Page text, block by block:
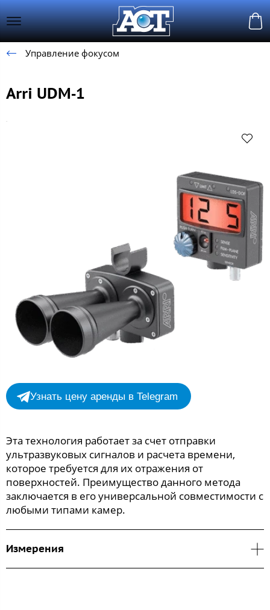
Управление фокусом
Arri UDM‑1
Узнать цену аренды в Telegram
Эта технология работает за счет отправки
ультразвуковых сигналов и расчета времени,
которое требуется для их отражения от
поверхностей. Преимущество данного метода
заключается в его универсальной совместимости с
любыми типами камер.
Измерения